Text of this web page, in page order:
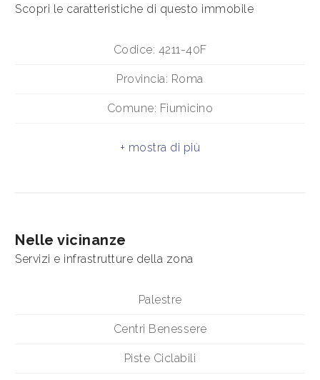
Scopri le caratteristiche di questo immobile
Codice: 4211-40F
Provincia: Roma
Comune: Fiumicino
Aria Condizionata
Nelle vicinanze
Servizi e infrastrutture della zona
Palestre
Centri Benessere
Piste Ciclabili